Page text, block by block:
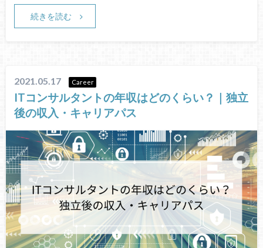
続きを読む
2021.05.17 Career
ITコンサルタントの年収はどのくらい？｜独立
後の収入・キャリアパス